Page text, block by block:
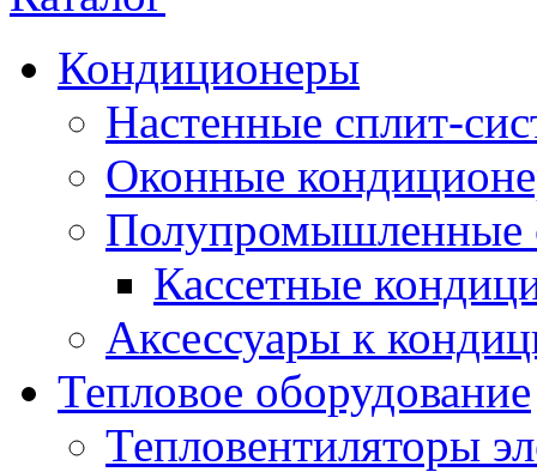
Кондиционеры
Настенные сплит-
Оконные
Полупромышленные
Кассетные
Аксессуары к
Тепловое оборудование
Тепловентиляторы